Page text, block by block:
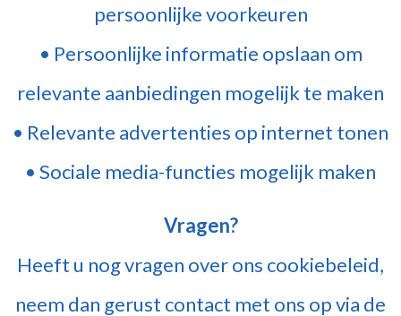
persoonlijke voorkeuren
• Persoonlijke informatie opslaan om
relevante aanbiedingen mogelijk te maken
• Relevante advertenties op internet tonen
• Sociale media-functies mogelijk maken
Vragen?
Heeft u nog vragen over ons cookiebeleid,
neem dan gerust contact met ons op via de